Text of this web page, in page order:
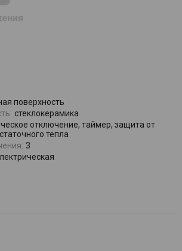
поверхность
стеклокерамика
отключение, таймер, защита от
тепла
3